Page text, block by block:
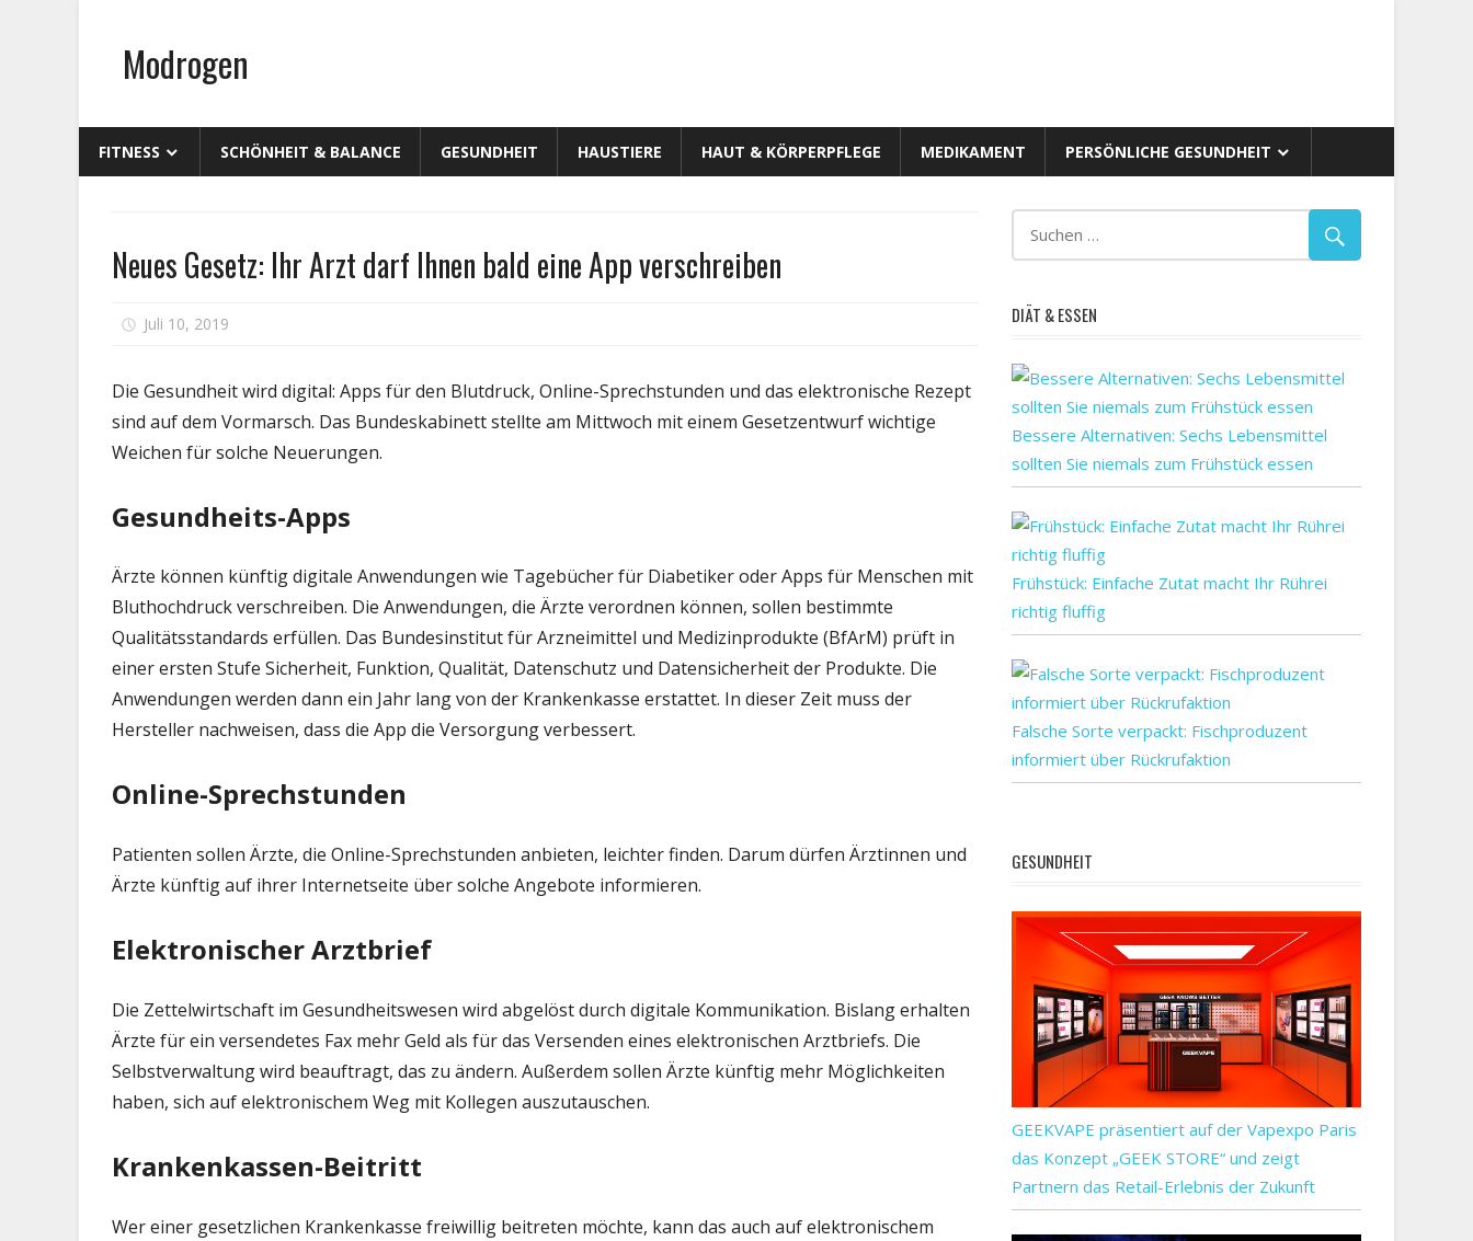
springenModrogen
FITNESS SCHÖNHEIT & BALANCE GESUNDHEIT HAUSTIERE HAUT & KÖRPERPFLEGE MEDIKAMENT PERSÖNLICHE GESUNDHEIT
Gesundheit
Neues Gesetz: Ihr Arzt darf Ihnen bald eine App verschreiben
Juli 10, 2019
Ihr
Arzt
verschreiben
Die Gesundheit wird digital: Apps für den Blutdruck, Online-Sprechstunden und das elektronische Rezept
sind auf dem Vormarsch. Das Bundeskabinett stellte am Mittwoch mit einem Gesetzentwurf wichtige
Weichen für solche Neuerungen.
Gesundheits-Apps
Ärzte können künftig digitale Anwendungen wie Tagebücher für Diabetiker oder Apps für Menschen mit
Bluthochdruck verschreiben. Die Anwendungen, die Ärzte verordnen können, sollen bestimmte
Qualitätsstandards erfüllen. Das Bundesinstitut für Arzneimittel und Medizinprodukte (BfArM) prüft in
einer ersten Stufe Sicherheit, Funktion, Qualität, Datenschutz und Datensicherheit der Produkte. Die
Anwendungen werden dann ein Jahr lang von der Krankenkasse erstattet. In dieser Zeit muss der
Hersteller nachweisen, dass die App die Versorgung verbessert.
Online-Sprechstunden
Patienten sollen Ärzte, die Online-Sprechstunden anbieten, leichter finden. Darum dürfen Ärztinnen und
Ärzte künftig auf ihrer Internetseite über solche Angebote informieren.
Elektronischer Arztbrief
Die Zettelwirtschaft im Gesundheitswesen wird abgelöst durch digitale Kommunikation. Bislang erhalten
Ärzte für ein versendetes Fax mehr Geld als für das Versenden eines elektronischen Arztbriefs. Die
Selbstverwaltung wird beauftragt, das zu ändern. Außerdem sollen Ärzte künftig mehr Möglichkeiten
haben, sich auf elektronischem Weg mit Kollegen auszutauschen.
Krankenkassen-Beitritt
Wer einer gesetzlichen Krankenkasse freiwillig beitreten möchte, kann das auch auf elektronischem
DIÄT & ESSEN
Bessere Alternativen: Sechs Lebensmittel
sollten Sie niemals zum Frühstück essen
Frühstück: Einfache Zutat macht Ihr Rührei
richtig fluffig
Falsche Sorte verpackt: Fischproduzent
informiert über Rückrufaktion
GESUNDHEIT
GEEKVAPE präsentiert auf der Vapexpo Paris
das Konzept „GEEK STORE“ und zeigt
Partnern das Retail-Erlebnis der Zukunft